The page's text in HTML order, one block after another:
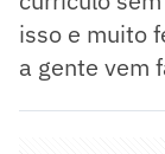
isso e muito
a gente vem